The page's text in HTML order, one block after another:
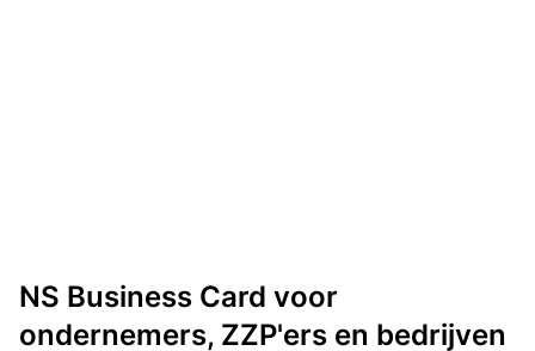
NS Business Card voor
ondernemers, ZZP'ers en bedrijven